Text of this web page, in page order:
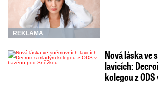
REKLAMA
Nová láska ve
lavicích:
kolegou z